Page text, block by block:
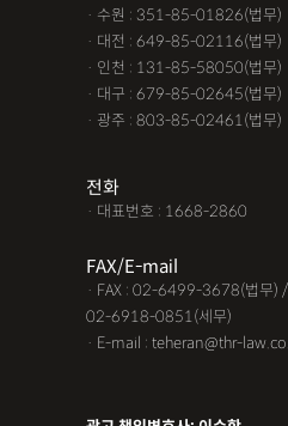
· 수원 : 351-85-01826(법무)
· 대전 : 649-85-02116(법무)
· 인천 : 131-85-58050(법무)
· 대구 : 679-85-02645(법무)
· 광주 : 803-85-02461(법무)
전화
· 대표번호 : 1668-2860
FAX/E-mail
· FAX : 02-6499-3678(법무
02-6918-0851(세무)
· E-mail : teheran@thr-